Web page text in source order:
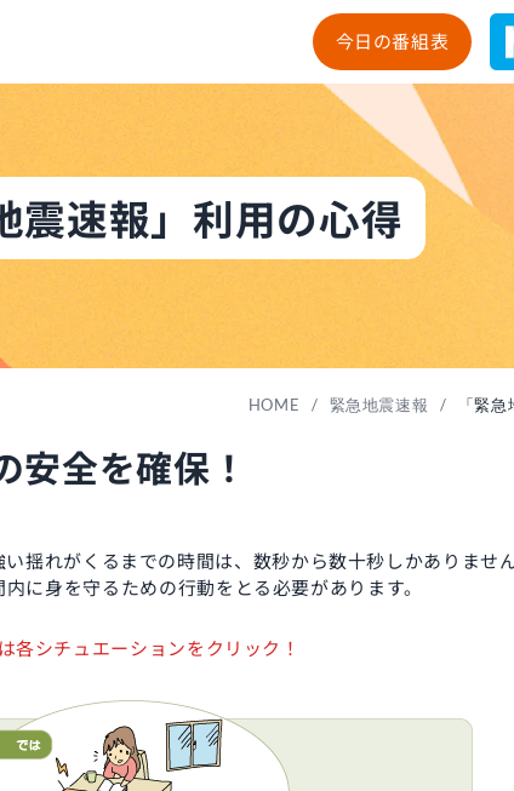
今日の番組表
震速報」利用の心得
HOME / 緊急地震速報 / 「緊
安全を確保！
揺れがくるまでの時間は、数秒から数十秒しかありません
に身を守るための行動をとる必要があります。
各シチュエーションをクリック！